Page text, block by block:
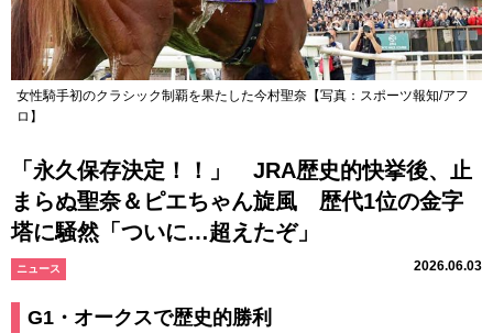
女性騎手初のクラシック制覇を果たした今村聖奈【写真：スポーツ報知/アフ
ロ】
「永久保存決定！！」 JRA歴史的快挙後、止
まらぬ聖奈＆ピエちゃん旋風 歴代1位の金字
塔に騒然「ついに…超えたぞ」
ニュース 2026.06.03
G1・オークスで歴史的勝利